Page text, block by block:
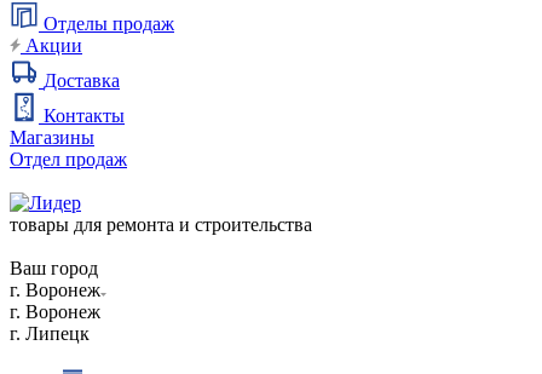
Отделы продаж
Акции
Доставка
Контакты
Магазины
Отдел продаж
товары для ремонта и строительства
Ваш город
г. Воронеж
г. Воронеж
г. Липецк